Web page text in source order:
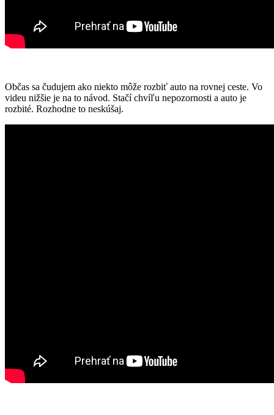
Občas sa čudujem ako niekto môže rozbiť auto na rovnej ceste. Vo
videu nižšie je na to návod. Stačí chvíľu nepozornosti a auto je
rozbité. Rozhodne to neskúšaj.